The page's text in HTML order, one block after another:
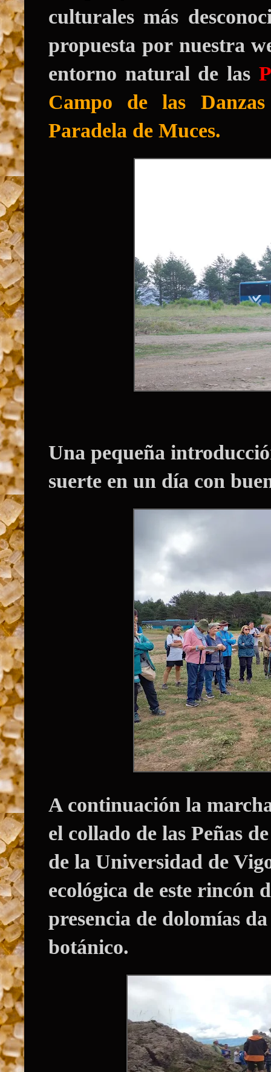
culturales más
propuesta por nuestra
entorno natural de las
Campo de las Danzas
Paradela de Muces.
Una pequeña
suerte en un día con
A continuación la
el collado de las Peñas
de la Universidad de
ecológica de este rincón
presencia de dolomías
botánico.